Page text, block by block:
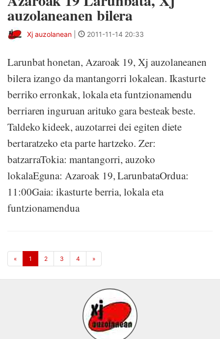
auzolaneanen bilera
Xj auzolanean 2011-11-14 20:33
Larunbat honetan, Azaroak 19, Xj auzolaneanen
bilera izango da mantangorri lokalean. Ikasturte
berriko erronkak, lokala eta funtzionamendu
berriaren inguruan arituko gara besteak beste.
Taldeko kideek, auzotarrei dei egiten diete
bertaratzeko eta parte hartzeko. Zer:
batzarraTokia: mantangorri, auzoko
lokalaEguna: Azaroak 19, LarunbataOrdua:
11:00Gaia: ikasturte berria, lokala eta
funtzionamendua
« 1 2 3 4 »